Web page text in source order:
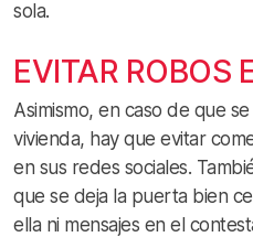
sola.
EVITAR ROBOS
Asimismo, en caso de que
vivienda, hay que evitar
en sus redes sociales.
que se deja la puerta bien
ella ni mensajes en el